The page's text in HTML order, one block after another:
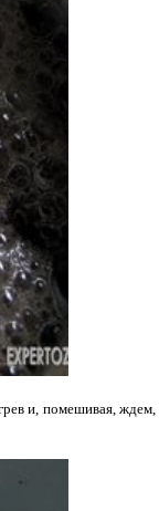
и, помешивая, ждем,